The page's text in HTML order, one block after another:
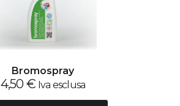
Bromospray
4,50 € Iva esclusa